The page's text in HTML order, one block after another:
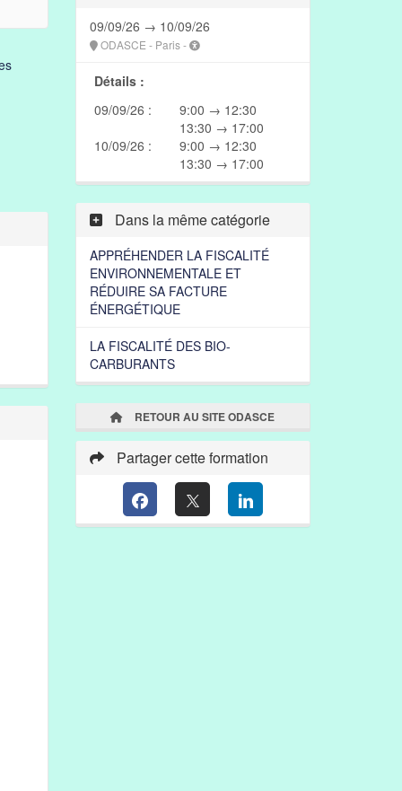
09/09/26 → 10/09/26
ODASCE - Paris -
Détails :
09/09/26 :
9:00 → 12:30
13:30 → 17:00
10/09/26 :
9:00 → 12:30
13:30 → 17:00
Dans la même catégorie
APPRÉHENDER LA FISCALITÉ
ENVIRONNEMENTALE ET
RÉDUIRE SA FACTURE
ÉNERGÉTIQUE
LA FISCALITÉ DES BIO-
CARBURANTS
RETOUR AU SITE ODASCE
Partager cette formation